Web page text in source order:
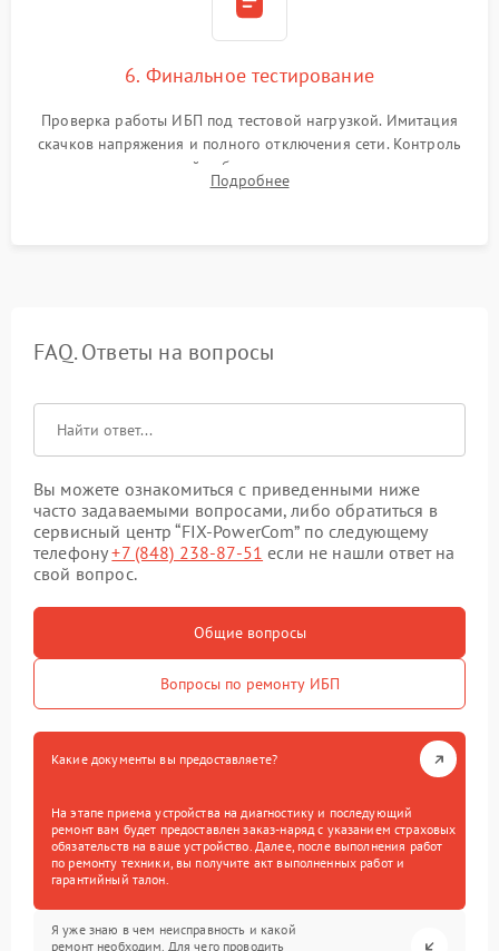
6. Финальное тестирование
Проверка работы ИБП под тестовой нагрузкой. Имитация
скачков напряжения и полного отключения сети. Контроль
времени автономной работы, температурного режима и
корректности формы выходного сигнала.
Подробнее
FAQ. Ответы на вопросы
Вы можете ознакомиться с приведенными ниже
часто задаваемыми вопросами, либо обратиться в
сервисный центр “FIX-PowerCom” по следующему
телефону+7 (848) 238-87-51 если не нашли ответ на
свой вопрос.
Общие вопросы
Вопросы по ремонту ИБП
Какие документы вы предоставляете?
На этапе приема устройства на диагностику и последующий
ремонт вам будет предоставлен заказ-наряд с указанием страховых
обязательств на ваше устройство. Далее, после выполнения работ
по ремонту техники, вы получите акт выполненных работ и
гарантийный талон.
Я уже знаю в чем неисправность и какой
ремонт необходим. Для чего проводить